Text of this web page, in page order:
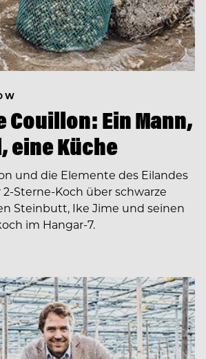
Couillon: Ein Mann,
eine Küche
und die Elemente des Eilandes
Sterne-Koch über schwarze
Steinbutt, Ike Jime und seinen
im Hangar-7.